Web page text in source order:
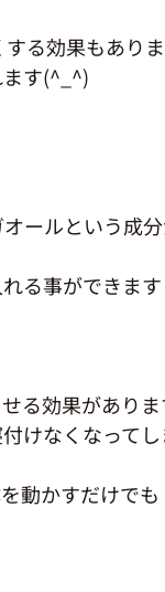
る効果もあり
す(^_^)
ールという成
る事ができます
る効果があり
けなくなって
動かすだけでも